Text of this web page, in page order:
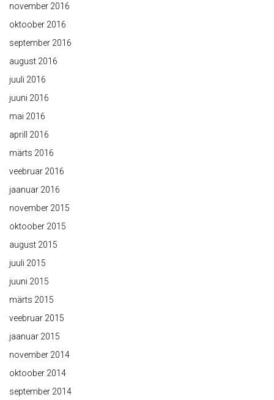
november 2016
oktoober 2016
september 2016
august 2016
juuli 2016
juuni 2016
mai 2016
aprill 2016
märts 2016
veebruar 2016
jaanuar 2016
november 2015
oktoober 2015
august 2015
juuli 2015
juuni 2015
märts 2015
veebruar 2015
jaanuar 2015
november 2014
oktoober 2014
september 2014